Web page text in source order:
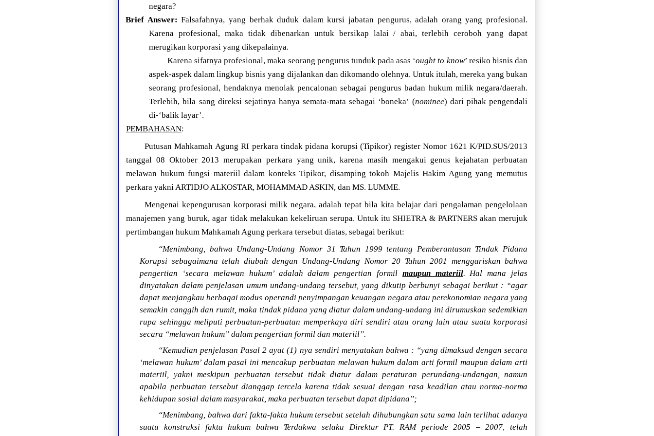
negara?
Brief Answer: Falsafahnya, yang berhak duduk dalam kursi jabatan pengurus, adalah orang yang profesional.
Karena profesional, maka tidak dibenarkan untuk bersikap lalai / abai, terlebih ceroboh yang dapat
merugikan korporasi yang dikepalainya.
Karena sifatnya profesional, maka seorang pengurus tunduk pada asas ‘ought to know’ resiko bisnis dan
aspek-aspek dalam lingkup bisnis yang dijalankan dan dikomando olehnya. Untuk itulah, mereka yang bukan
seorang profesional, hendaknya menolak pencalonan sebagai pengurus badan hukum milik negara/daerah.
Terlebih, bila sang direksi sejatinya hanya semata-mata sebagai ‘boneka’ (nominee) dari pihak pengendali
di-‘balik layar’.
PEMBAHASAN:
Putusan Mahkamah Agung RI perkara tindak pidana korupsi (Tipikor) register Nomor 1621 K/PID.SUS/2013
tanggal 08 Oktober 2013 merupakan perkara yang unik, karena masih mengakui genus kejahatan perbuatan
melawan hukum fungsi materiil dalam konteks Tipikor, disamping tokoh Majelis Hakim Agung yang memutus
perkara yakni ARTIDJO ALKOSTAR, MOHAMMAD ASKIN, dan MS. LUMME.
Mengenai kepengurusan korporasi milik negara, adalah tepat bila kita belajar dari pengalaman pengelolaan
manajemen yang buruk, agar tidak melakukan kekeliruan serupa. Untuk itu SHIETRA & PARTNERS akan merujuk
pertimbangan hukum Mahkamah Agung perkara tersebut diatas, sebagai berikut:
“Menimbang, bahwa Undang-Undang Nomor 31 Tahun 1999 tentang Pemberantasan Tindak Pidana
Korupsi sebagaimana telah diubah dengan Undang-Undang Nomor 20 Tahun 2001 menggariskan bahwa
pengertian ‘secara melawan hukum’ adalah dalam pengertian formil maupun materiil. Hal mana jelas
dinyatakan dalam penjelasan umum undang-undang tersebut, yang dikutip berbunyi sebagai berikut : “agar
dapat menjangkau berbagai modus operandi penyimpangan keuangan negara atau perekonomian negara yang
semakin canggih dan rumit, maka tindak pidana yang diatur dalam undang-undang ini dirumuskan sedemikian
rupa sehingga meliputi perbuatan-perbuatan memperkaya diri sendiri atau orang lain atau suatu korporasi
secara “melawan hukum” dalam pengertian formil dan materiil”.
“Kemudian penjelasan Pasal 2 ayat (1) nya sendiri menyatakan bahwa : “yang dimaksud dengan secara
‘melawan hukum’ dalam pasal ini mencakup perbuatan melawan hukum dalam arti formil maupun dalam arti
materiil, yakni meskipun perbuatan tersebut tidak diatur dalam peraturan perundang-undangan, namun
apabila perbuatan tersebut dianggap tercela karena tidak sesuai dengan rasa keadilan atau norma-norma
kehidupan sosial dalam masyarakat, maka perbuatan tersebut dapat dipidana”;
“Menimbang, bahwa dari fakta-fakta hukum tersebut setelah dihubungkan satu sama lain terlihat adanya
suatu konstruksi fakta hukum bahwa Terdakwa selaku Direktur PT. RAM periode 2005 – 2007, telah